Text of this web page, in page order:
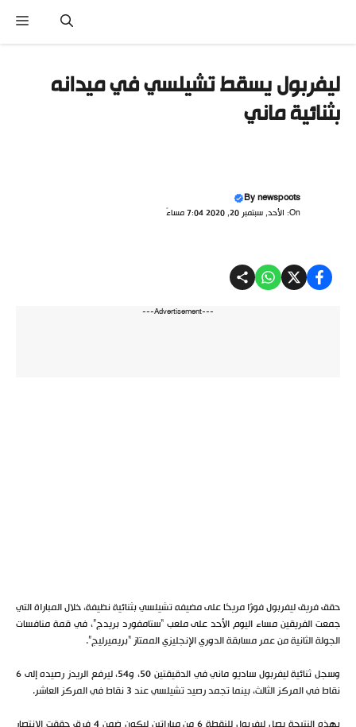
ليفربول يسقط تشيلسي في ميدانه
بثنائية ماني
Bynewspoots
On: الأحد, سبتمبر 20, 2020 7:04 مساءً
---Advertisement---
حقق فريق ليفربول فوزًا مريحًا على مضيفه تشيلسي بثنائية نظيفة، خلال المباراة التي
جمعت الفريقين مساء اليوم الأحد على ملعب “ستامفورد بريدج”، في قمة منافسات
الجولة الثانية من عمر مسابقة الدوري الإنجليزي الممتاز “بريميرليج”.
وسجل ثنائية ليفربول ساديو ماني في الدقيقتين 50، و54، ليرفع الريدز رصيده إلى 6
نقاط في المركز الثالث، بينما تجمد رصيد تشيلسي عند 3 نقاط في المركز العاشر.